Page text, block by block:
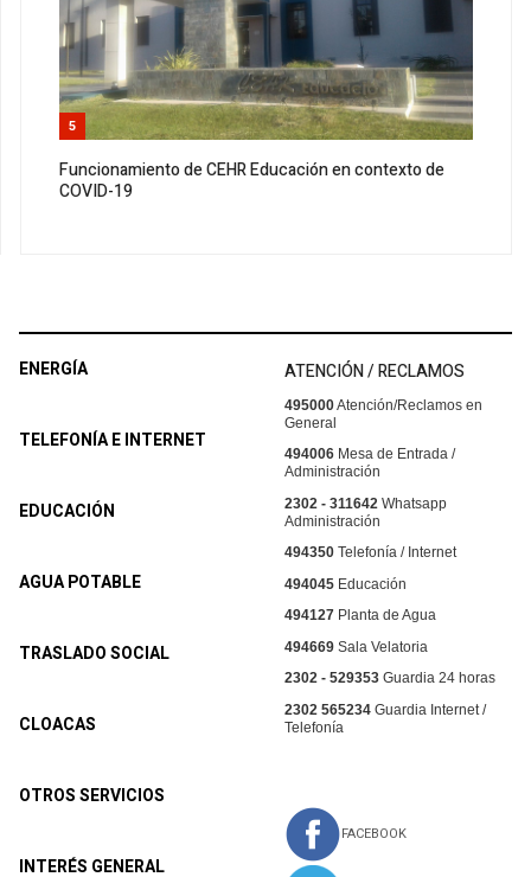
5
Funcionamiento de CEHR Educación en contexto de
COVID-19
ENERGÍA
TELEFONÍA E INTERNET
EDUCACIÓN
AGUA POTABLE
TRASLADO SOCIAL
CLOACAS
OTROS SERVICIOS
INTERÉS GENERAL
ATENCIÓN / RECLAMOS
495000Atención/Reclamos en
General
494006 Mesa de Entrada /
Administración
2302 - 311642 Whatsapp
Administración
494350 Telefonía / Internet
494045 Educación
494127 Planta de Agua
494669 Sala Velatoria
2302 - 529353 Guardia 24 horas
2302 565234 Guardia Internet /
Telefonía
FACEBOOK